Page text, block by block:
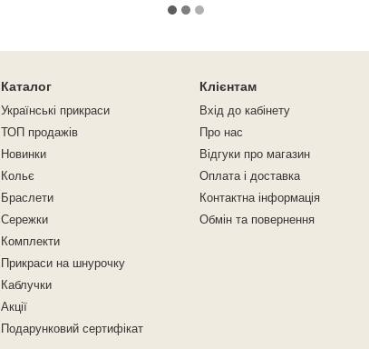
Каталог
Українські прикраси
ТОП продажів
Новинки
Кольє
Браслети
Сережки
Комплекти
Прикраси на шнурочку
Каблучки
Акції
Подарунковий сертифікат
Клієнтам
Вхід до кабінету
Про нас
Відгуки про магазин
Оплата і доставка
Контактна інформація
Обмін та повернення